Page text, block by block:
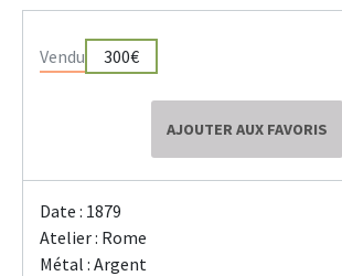
Vendu 300€
AJOUTER AUX FAVORIS
Date : 1879
Atelier : Rome
Métal : Argent